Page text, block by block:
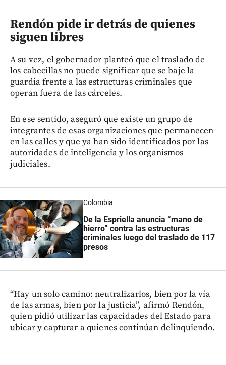
Rendón pide ir detrás de quienes
siguen libres
A su vez, el gobernador planteó que el traslado de
los cabecillas no puede significar que se baje la
guardia frente a las estructuras criminales que
operan fuera de las cárceles.
En ese sentido, aseguró que existe un grupo de
integrantes de esas organizaciones que permanecen
en las calles y que ya han sido identificados por las
autoridades de inteligencia y los organismos
judiciales.
Colombia
De la Espriella anuncia “mano de
hierro” contra las estructuras
criminales luego del traslado de 117
presos
“Hay un solo camino: neutralizarlos, bien por la vía
de las armas, bien por la justicia”, afirmó Rendón,
quien pidió utilizar las capacidades del Estado para
ubicar y capturar a quienes continúan delinquiendo.